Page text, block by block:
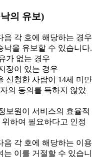
의 유보)
각 호에 해당하는 경우
낙을 유보할 수 있습니다.
가 없는 경우
장이 있는 경우
신청한 사람이 14세 미만
의 동의를 득하지 않았
보원이 서비스의 효율적
하여 필요하다고 인정
각 호에 해당하는 이용
이를 거절할 수 있습니